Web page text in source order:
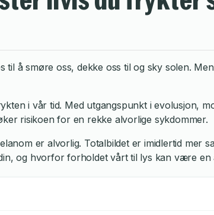
til å smøre oss, dekke oss til og sky solen.
i vår tid. Med utgangspunkt i evolusjon,
risikoen for en rekke alvorlige sykdommer.
er alvorlig. Totalbildet er imidlertid
og hvorfor forholdet vårt til lys kan være